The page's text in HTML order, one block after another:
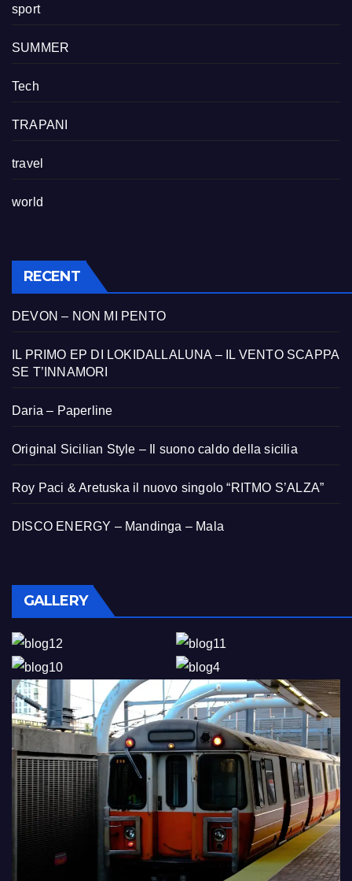
sport
SUMMER
Tech
TRAPANI
travel
world
RECENT
DEVON – NON MI PENTO
IL PRIMO EP DI LOKIDALLALUNA – IL VENTO SCAPPA
SE T’INNAMORI
Daria – Paperline
Original Sicilian Style – Il suono caldo della sicilia
Roy Paci & Aretuska il nuovo singolo “RITMO S’ALZA”
DISCO ENERGY – Mandinga – Mala
GALLERY